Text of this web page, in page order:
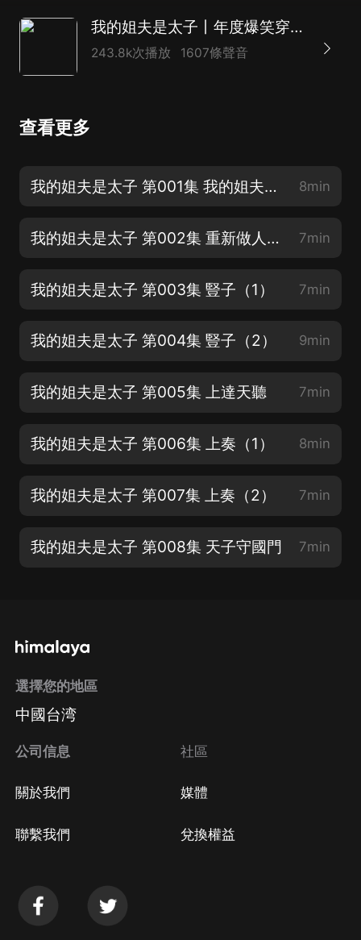
我的姐夫是太子丨年度爆笑穿越歷史多人有聲劇丨有聲的紫襟監制作品
243.8k次播放 1607條聲音
查看更多
我的姐夫是太子 第001集 我的姐夫是太子【爆笑歷史】 8min
我的姐夫是太子 第002集 重新做人【訂閱滿分好評，抽年會員】 7min
我的姐夫是太子 第003集 豎子（1） 7min
我的姐夫是太子 第004集 豎子（2） 9min
我的姐夫是太子 第005集 上達天聽 7min
我的姐夫是太子 第006集 上奏（1） 8min
我的姐夫是太子 第007集 上奏（2） 7min
我的姐夫是太子 第008集 天子守國門 7min
選擇您的地區
中國台湾
公司信息
關於我們
聯繫我們
社區
媒體
兌換權益